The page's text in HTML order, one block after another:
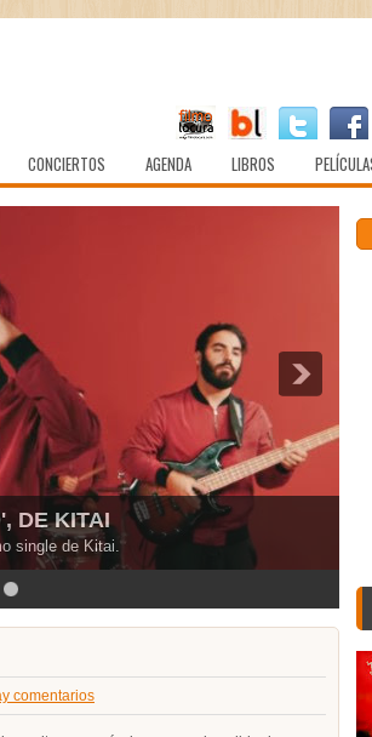
CONCIERTOS AGENDA LIBROS
DE KITAI
single de Kitai.
comentarios